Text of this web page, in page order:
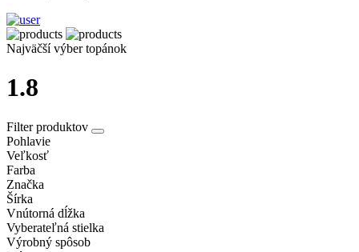
Najväčší výber topánok
1.8
Filter produktov
Pohlavie
Veľkosť
Farba
Značka
Šírka
Vnútorná dĺžka
Vyberateľná stielka
Výrobný spôsob